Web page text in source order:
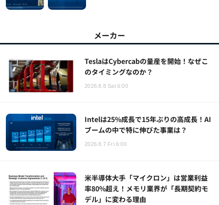
メーカー
TeslaはCybercabの量産を開始！なぜこ
のタイミングなのか？
2026.8.8 Sat 6:00
Intelは25%成長で15年ぶりの高成長！AI
ブームの中で特に伸びた事業は？
2026.8.7 Fri 6:00
米半導体大手「マイクロン」は営業利益
率80%超え！メモリ業界が「長期契約モ
デル」に変わる理由